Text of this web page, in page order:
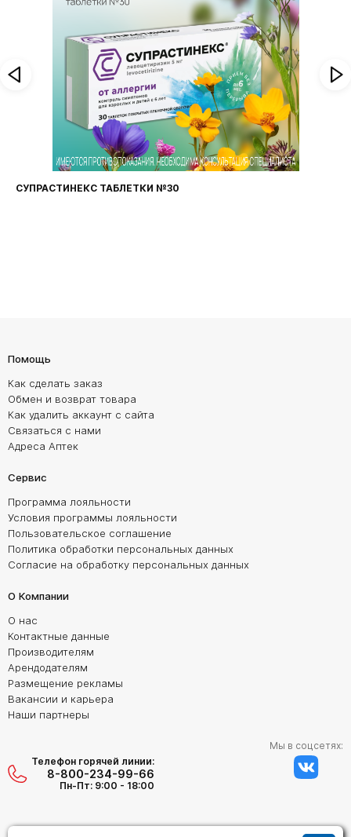
СУПРАСТИНЕКС ТАБЛЕТКИ №30
Помощь
Как сделать заказ
Обмен и возврат товара
Как удалить аккаунт с сайта
Связаться с нами
Адреса Аптек
Сервис
Программа лояльности
Условия программы лояльности
Пользовательское соглашение
Политика обработки персональных данных
Согласие на обработку персональных данных
О Компании
О нас
Контактные данные
Производителям
Арендодателям
Размещение рекламы
Вакансии и карьера
Наши партнеры
Телефон горячей линии:
8-800-234-99-66
Пн-Пт: 9:00 - 18:00
Мы в соцсетях: